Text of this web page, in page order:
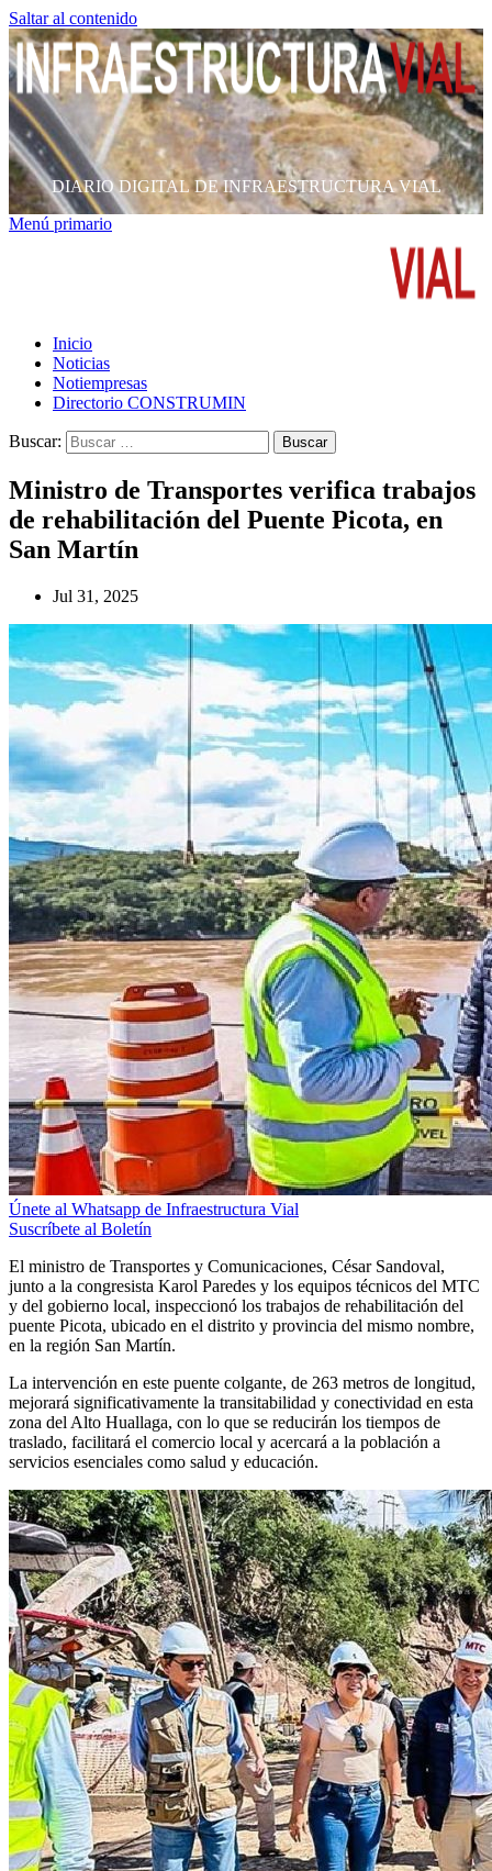
Saltar al contenido
DIARIO DIGITAL DE INFRAESTRUCTURA VIAL
Menú primario
Inicio
Noticias
Notiempresas
Directorio CONSTRUMIN
Buscar:
Ministro de Transportes verifica trabajos
de rehabilitación del Puente Picota, en
San Martín
Jul 31, 2025
Únete al Whatsapp de Infraestructura Vial
Suscríbete al Boletín
El ministro de Transportes y Comunicaciones, César Sandoval,
junto a la congresista Karol Paredes y los equipos técnicos del MTC
y del gobierno local, inspeccionó los trabajos de rehabilitación del
puente Picota, ubicado en el distrito y provincia del mismo nombre,
en la región San Martín.
La intervención en este puente colgante, de 263 metros de longitud,
mejorará significativamente la transitabilidad y conectividad en esta
zona del Alto Huallaga, con lo que se reducirán los tiempos de
traslado, facilitará el comercio local y acercará a la población a
servicios esenciales como salud y educación.